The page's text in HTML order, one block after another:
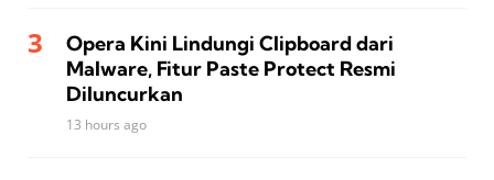
Opera Kini Lindungi Clipboard dari
Malware, Fitur Paste Protect Resmi
Diluncurkan
13 hours ago